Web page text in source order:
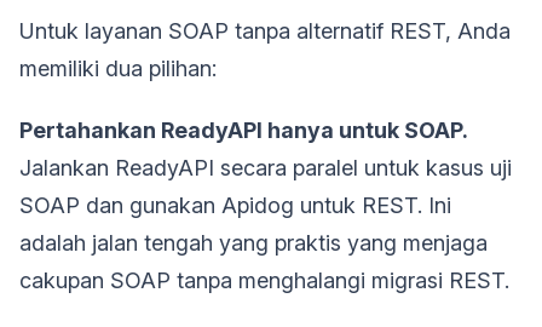
Untuk layanan SOAP tanpa alternatif REST, Anda
memiliki dua pilihan:
Pertahankan ReadyAPI hanya untuk SOAP.
Jalankan ReadyAPI secara paralel untuk kasus uji
SOAP dan gunakan Apidog untuk REST. Ini
adalah jalan tengah yang praktis yang menjaga
cakupan SOAP tanpa menghalangi migrasi REST.